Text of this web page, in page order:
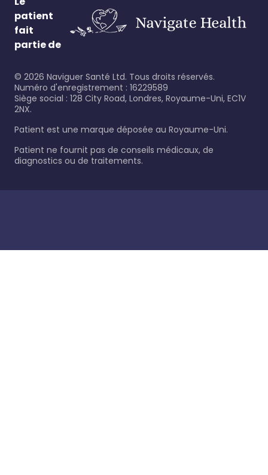
patient
fait
partie de
© 2026 Naviguer Santé Ltd. Tous droits réservés.
Numéro d'enregistrement : 16229589
Siège social : 128 City Road, Londres, Royaume-Uni, EC1V
2NX.
Patient est une marque déposée au Royaume-Uni.
Patient ne fournit pas de conseils médicaux, de
diagnostics ou de traitements.